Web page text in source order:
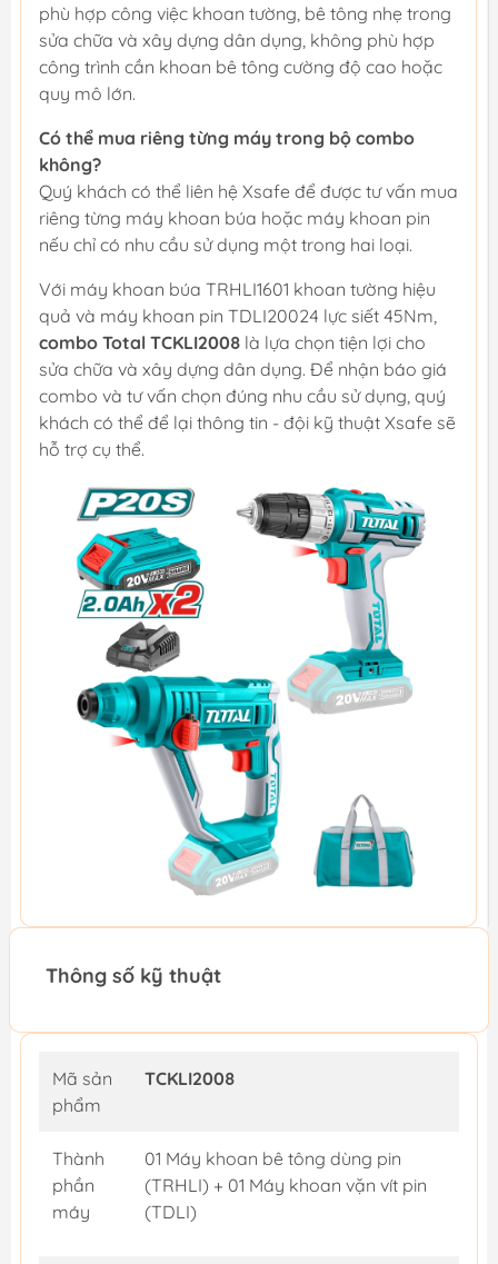
phù hợp công việc khoan tường, bê tông nhẹ trong
sửa chữa và xây dựng dân dụng, không phù hợp
công trình cần khoan bê tông cường độ cao hoặc
quy mô lớn.
Có thể mua riêng từng máy trong bộ combo
không?
Quý khách có thể liên hệ Xsafe để được tư vấn mua
riêng từng máy khoan búa hoặc máy khoan pin
nếu chỉ có nhu cầu sử dụng một trong hai loại.
Với máy khoan búa TRHLI1601 khoan tường hiệu
quả và máy khoan pin TDLI20024 lực siết 45Nm,
combo Total TCKLI2008 là lựa chọn tiện lợi cho
sửa chữa và xây dựng dân dụng. Để nhận báo giá
combo và tư vấn chọn đúng nhu cầu sử dụng, quý
khách có thể để lại thông tin - đội kỹ thuật Xsafe sẽ
hỗ trợ cụ thể.
Thông số kỹ thuật
Mã sản
phẩm
TCKLI2008
Thành
phần
máy
01 Máy khoan bê tông dùng pin
(TRHLI) + 01 Máy khoan vặn vít pin
(TDLI)